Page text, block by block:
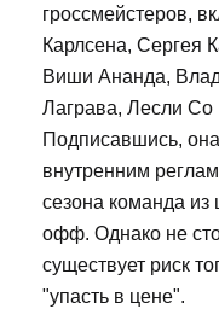
гроссмейстеров,
Карлсена, Сергея
Виши Ананда,
Лаграва, Лесли Со
Подписавшись,
внутренним
сезона команда
офф. Однако не
существует риск
"упасть в цене".